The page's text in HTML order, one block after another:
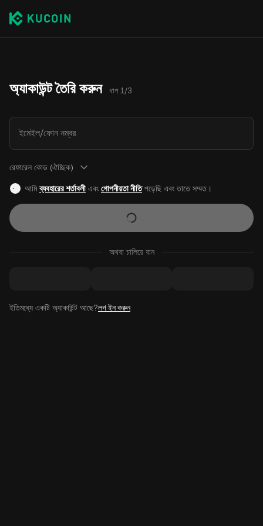
অ্যাকাউন্ট তৈরি করুন ধাপ 1/3
ইমেইল/ফোন নম্বর
রেফারেল কোড (ঐচ্ছিক)
আমিব্যবহারের শর্তাবলীএবং গোপনীয়তা নীতিপড়েছি এবং তাতে সম্মত।
অথবা চালিয়ে যান
ইতিমধ্যে একটি অ্যাকাউন্ট আছে?লগ ইন করুন